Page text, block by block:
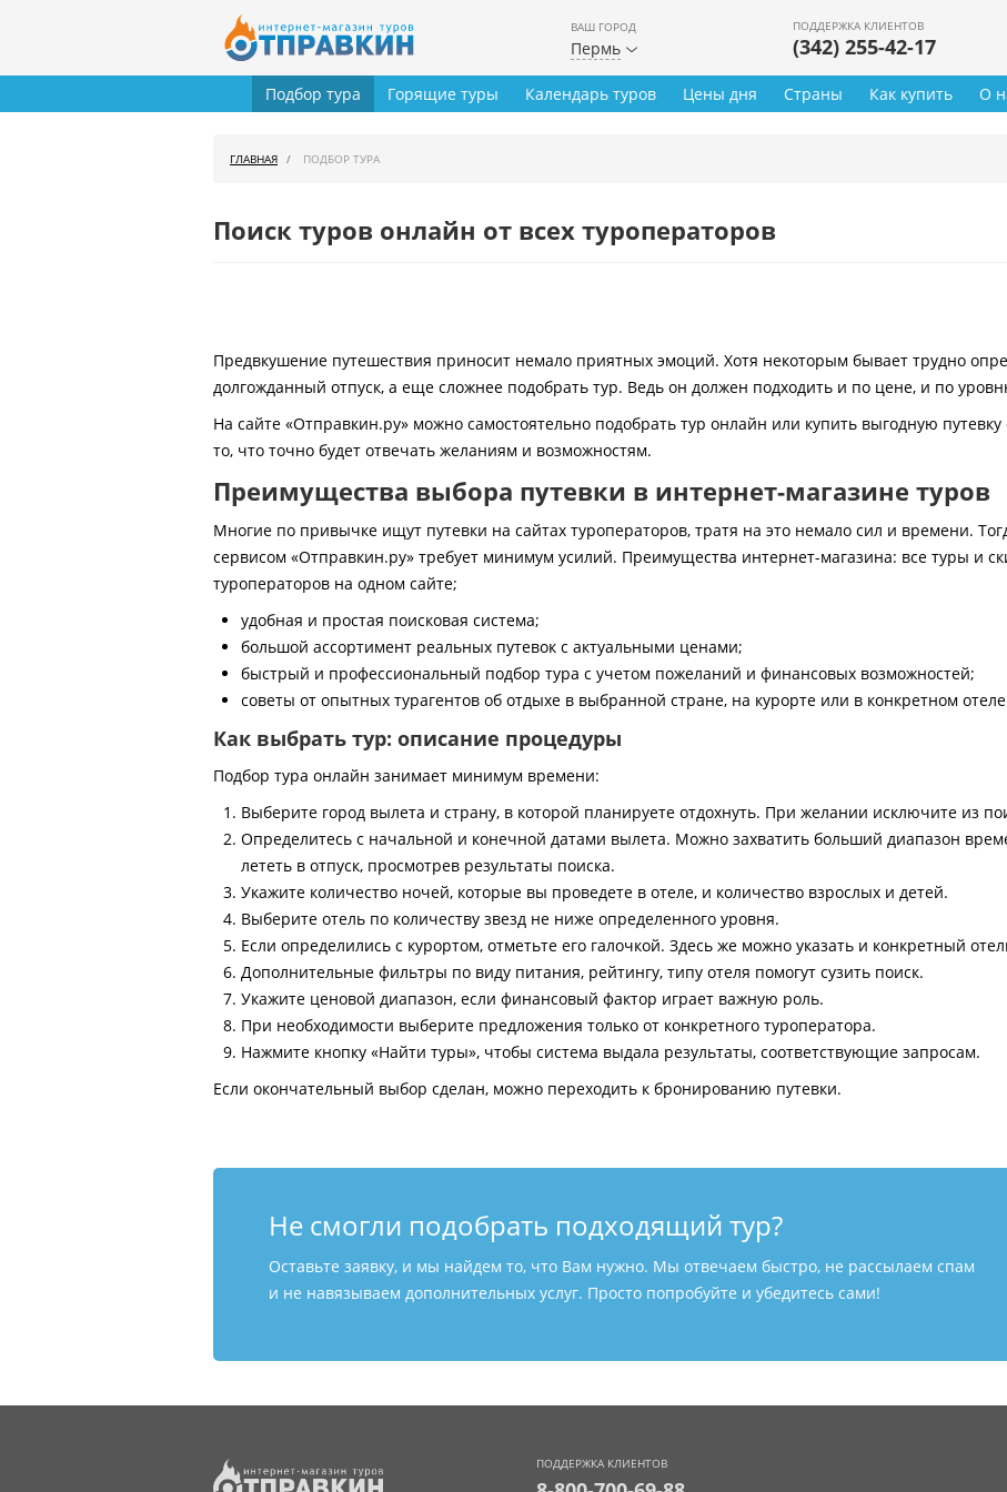
ВАШ ГОРОД
Пермь
ПОДДЕРЖКА КЛИЕНТОВ
(342) 255-42-17
Подбор тура Горящие туры Календарь туров Цены дня Страны Как купить О
ГЛАВНАЯ ПОДБОР ТУРА
Поиск туров онлайн от всех туроператоров
Предвкушение путешествия приносит немало приятных эмоций. Хотя некоторым бывает трудно
долгожданный отпуск, а еще сложнее подобрать тур. Ведь он должен подходить и по цене, и по
На сайте «Отправкин.ру» можно самостоятельно подобрать тур онлайн или купить выгодную
то, что точно будет отвечать желаниям и возможностям.
Преимущества выбора путевки в интернет-магазине туров
Многие по привычке ищут путевки на сайтах туроператоров, тратя на это немало сил и времени.
сервисом «Отправкин.ру» требует минимум усилий. Преимущества интернет-магазина: все туры и
туроператоров на одном сайте;
удобная и простая поисковая система;
большой ассортимент реальных путевок с актуальными ценами;
быстрый и профессиональный подбор тура с учетом пожеланий и финансовых возможностей;
советы от опытных турагентов об отдыхе в выбранной стране, на курорте или в конкретном
Как выбрать тур: описание процедуры
Подбор тура онлайн занимает минимум времени:
Выберите город вылета и страну, в которой планируете отдохнуть. При желании исключите из
Определитесь с начальной и конечной датами вылета. Можно захватить больший диапазон
лететь в отпуск, просмотрев результаты поиска.
Укажите количество ночей, которые вы проведете в отеле, и количество взрослых и детей.
Выберите отель по количеству звезд не ниже определенного уровня.
Если определились с курортом, отметьте его галочкой. Здесь же можно указать и конкретный
Дополнительные фильтры по виду питания, рейтингу, типу отеля помогут сузить поиск.
Укажите ценовой диапазон, если финансовый фактор играет важную роль.
При необходимости выберите предложения только от конкретного туроператора.
Нажмите кнопку «Найти туры», чтобы система выдала результаты, соответствующие запросам.
Если окончательный выбор сделан, можно переходить к бронированию путевки.
Не смогли подобрать подходящий тур?
Оставьте заявку, и мы найдем то, что Вам нужно. Мы отвечаем быстро, не рассылаем спам
и не навязываем дополнительных услуг. Просто попробуйте и убедитесь сами!
ПОДДЕРЖКА КЛИЕНТОВ